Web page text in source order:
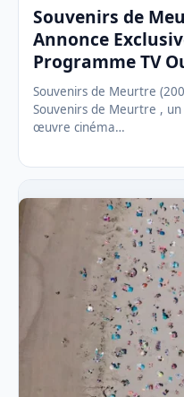
Souvenirs de
Annonce
Programme TV
Souvenirs de Meurtre
Souvenirs de Meurtre ,
œuvre cinéma…